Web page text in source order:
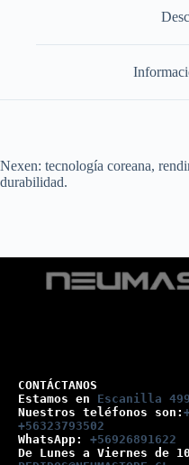
Nexen: tecnología coreana,
durabilidad.
CONTÁCTANOS
Estamos en Escanilla
Nuestros teléfonos son:
+56323793502
WhatsApp: +56926891622
De Lunes a Viernes de